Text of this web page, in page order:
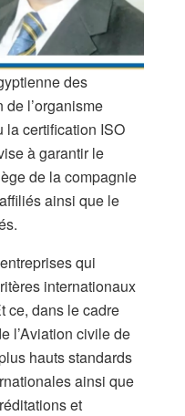
des
l’organisme
la certification ISO
à garantir le
de la compagnie
ainsi que le
qui
internationaux
ce, dans le cadre
l’Aviation civile de
hauts standards
ainsi que
et